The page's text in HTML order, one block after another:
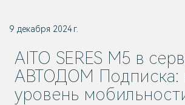
9 декабря 2024 г.
AITO SERES M5 в
АВТОДОМ Подписка:
уровень